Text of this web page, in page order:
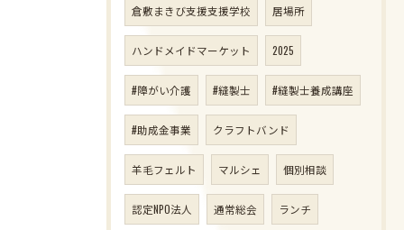
倉敷まきび支援支援学校 居場所
ハンドメイドマーケット 2025
#障がい介護 #縫製士 #縫製士養成講座
#助成金事業 クラフトバンド
羊毛フェルト マルシェ 個別相談
認定NPO法人 通常総会 ランチ